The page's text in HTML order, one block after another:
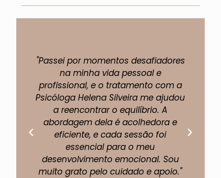
"Passei por momentos desafiadores
na minha vida pessoal e
profissional, e o tratamento com a
Psicóloga Helena Silveira me ajudou
a reencontrar o equilíbrio. A
abordagem dela é acolhedora e
eficiente, e cada sessão foi
essencial para o meu
desenvolvimento emocional. Sou
muito grato pelo cuidado e apoio."